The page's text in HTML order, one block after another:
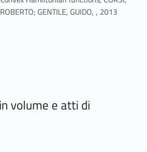
GENTILE, GUIDO, , 2013 Link identifier #identifier_person_84057-30
volume e atti di